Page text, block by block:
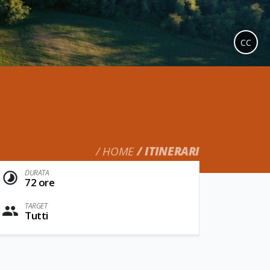
HOME ITINERARI
CC
DURATA
72 ore
TARGET
Tutti